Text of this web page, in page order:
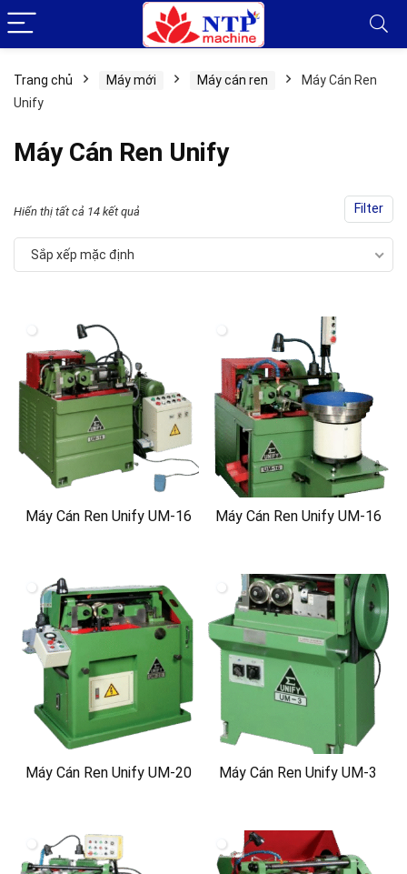
Trang chủ Máy mới Máy cán ren
Máy Cán Ren
Unify
Máy Cán Ren Unify
Filter
Hiển thị tất cả 14 kết quả
Sắp xếp mặc định
Máy Cán Ren Unify UM-16 Máy Cán Ren Unify UM-16
Máy Cán Ren Unify UM-20 Máy Cán Ren Unify UM-3